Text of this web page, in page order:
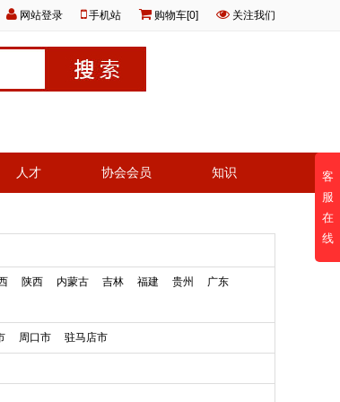
网站登录 手机站 购物车[0] 关注我们
人才 协会会员 知识
陕西 内蒙古 吉林 福建 贵州
广东
周口市 驻马店市
客
服
在
线